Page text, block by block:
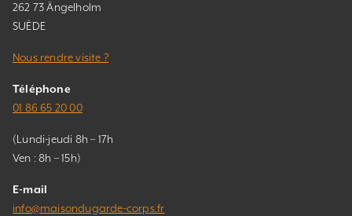
262 73 Ängelholm
SUÈDE
Nous rendre visite ?
Téléphone
01 86 65 20 00
(Lundi-jeudi 8h – 17h
Ven : 8h – 15h)
E-mail
info@maisondugarde-corps.fr